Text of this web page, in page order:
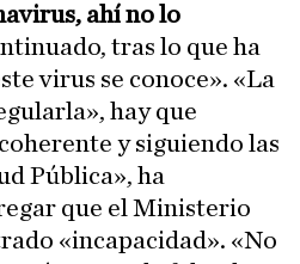
ahí no lo
tras lo que ha
virus se conoce». «La
hay que
y siguiendo las
Pública», ha
que el Ministerio
«incapacidad». «No